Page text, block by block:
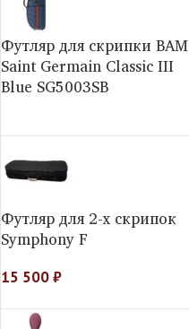
Футляр для скрипки BAM
Saint Germain Classic III
Blue SG5003SB
Футляр для 2-х скрипок
Symphony F
15 500₽